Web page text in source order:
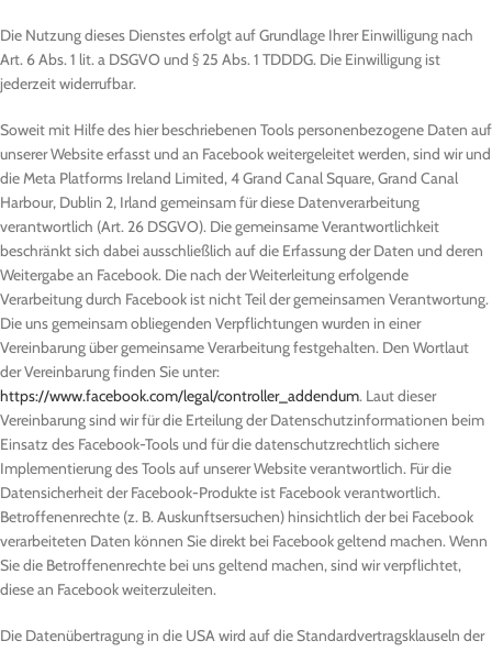
Die Nutzung dieses Dienstes erfolgt auf Grundlage Ihrer Einwilligung nach
Art. 6 Abs. 1 lit. a DSGVO und § 25 Abs. 1 TDDDG. Die Einwilligung ist
jederzeit widerrufbar.
Soweit mit Hilfe des hier beschriebenen Tools personenbezogene Daten auf
unserer Website erfasst und an Facebook weitergeleitet werden, sind wir und
die Meta Platforms Ireland Limited, 4 Grand Canal Square, Grand Canal
Harbour, Dublin 2, Irland gemeinsam für diese Datenverarbeitung
verantwortlich (Art. 26 DSGVO). Die gemeinsame Verantwortlichkeit
beschränkt sich dabei ausschließlich auf die Erfassung der Daten und deren
Weitergabe an Facebook. Die nach der Weiterleitung erfolgende
Verarbeitung durch Facebook ist nicht Teil der gemeinsamen Verantwortung.
Die uns gemeinsam obliegenden Verpflichtungen wurden in einer
Vereinbarung über gemeinsame Verarbeitung festgehalten. Den Wortlaut
der Vereinbarung finden Sie unter:
https://www.facebook.com/legal/controller_addendum. Laut dieser
Vereinbarung sind wir für die Erteilung der Datenschutzinformationen beim
Einsatz des Facebook-Tools und für die datenschutzrechtlich sichere
Implementierung des Tools auf unserer Website verantwortlich. Für die
Datensicherheit der Facebook-Produkte ist Facebook verantwortlich.
Betroffenenrechte (z. B. Auskunftsersuchen) hinsichtlich der bei Facebook
verarbeiteten Daten können Sie direkt bei Facebook geltend machen. Wenn
Sie die Betroffenenrechte bei uns geltend machen, sind wir verpflichtet,
diese an Facebook weiterzuleiten.
Die Datenübertragung in die USA wird auf die Standardvertragsklauseln der